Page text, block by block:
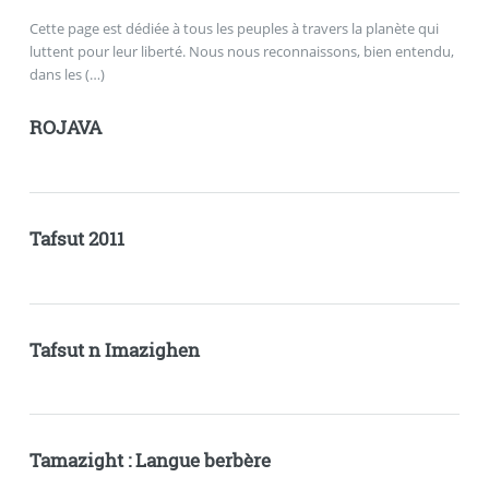
Cette page est dédiée à tous les peuples à travers la planète qui
luttent pour leur liberté. Nous nous reconnaissons, bien entendu,
dans les (…)
ROJAVA
Tafsut 2011
Tafsut n Imazighen
Tamazight : Langue berbère